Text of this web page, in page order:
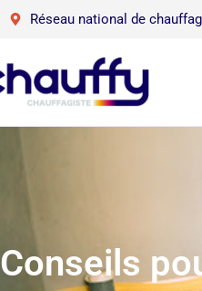
Réseau national de
Conseils